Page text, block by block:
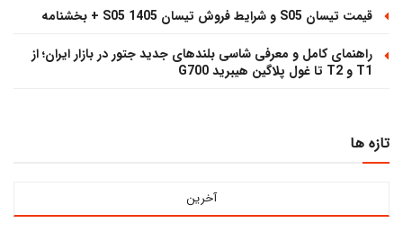
قیمت تیسان S05 و شرایط فروش تیسان S05 1405 + بخشنامه
راهنمای کامل و معرفی شاسی بلندهای جدید جتور در بازار ایران؛ از
T1 و T2 تا غول پلاگین هیبرید G700
تازه ها
آخرین